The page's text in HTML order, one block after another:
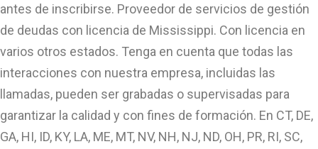
antes de inscribirse. Proveedor de servicios de gestión
de deudas con licencia de Mississippi. Con licencia en
varios otros estados. Tenga en cuenta que todas las
interacciones con nuestra empresa, incluidas las
llamadas, pueden ser grabadas o supervisadas para
garantizar la calidad y con fines de formación. En CT, DE,
GA, HI, ID, KY, LA, ME, MT, NV, NH, NJ, ND, OH, PR, RI, SC,